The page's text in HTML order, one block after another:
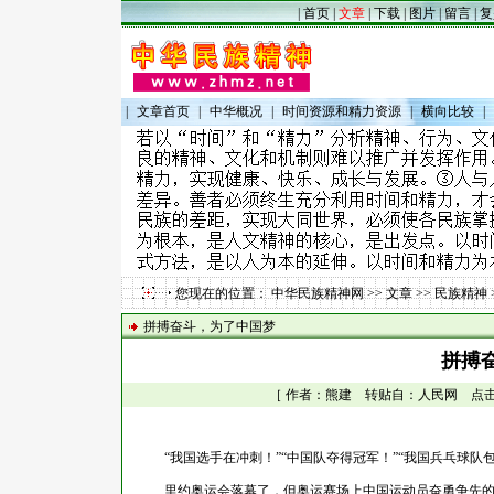
|首页|文章|下载| 图片|留言|
文章首页 中华概况 时间资源和精力资源 | 横向比较
您现在的位置：中华民族精神网>>文章>>民族精神
拼搏奋斗，为了中国梦
拼搏
［ 作者：熊建 转贴自：人民网 点
“我国选手在冲刺！”“中国队夺得冠军！”“我国兵乓球队
里约奥运会落幕了，但奥运赛场上中国运动员奋勇争先